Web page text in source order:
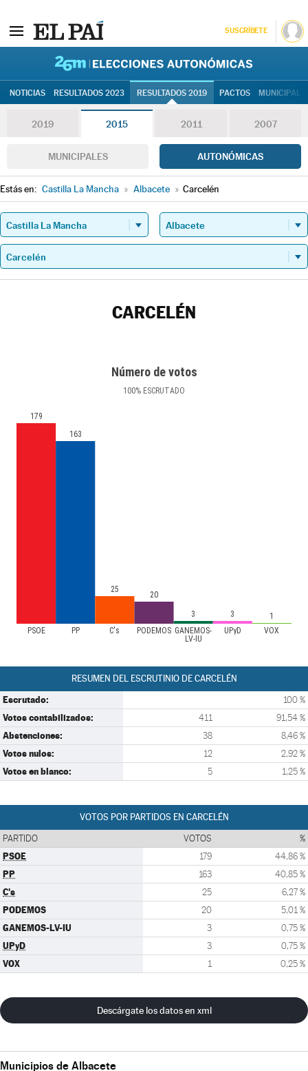
SUSCRÍBETE
NOTICIAS RESULTADOS 2023 RESULTADOS 2019 PACTOS
2019 2015 2011 2007
MUNICIPALES AUTONÓMICAS
Estás en: Castilla La Mancha » Albacete » Carcelén
CARCELÉN
Número de votos
100% ESCRUTADO
PSOE PP C's PODEMOS GANEMOS-
LV-IU
UPyD VOX
179
163
25
20
3
3 1
RESUMEN DEL ESCRUTINIO DE CARCELÉN
Escrutado: 100 %
Votos contabilizados: 411 91,54 %
Abstenciones: 38 8,46 %
Votos nulos: 12 2,92 %
Votos en blanco: 5 1,25 %
VOTOS POR PARTIDOS EN CARCELÉN
PARTIDO VOTOS %
PSOE 179 44,86 %
PP 163 40,85 %
C's 25 6,27 %
PODEMOS 20 5,01 %
GANEMOS-LV-IU 3 0,75 %
UPyD 3 0,75 %
VOX 1 0,25 %
Descárgate los datos en xml
Municipios de Albacete